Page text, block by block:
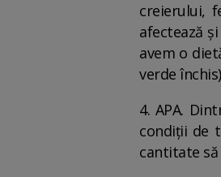
creierului,
afectează
avem o
verde
4. APA.
condiții de
cantitate